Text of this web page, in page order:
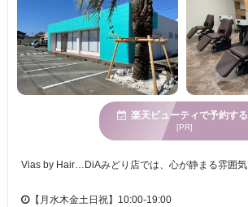
楽天ビューティで予約する
[PR]
【月水木金土日祝】10:00-19:00